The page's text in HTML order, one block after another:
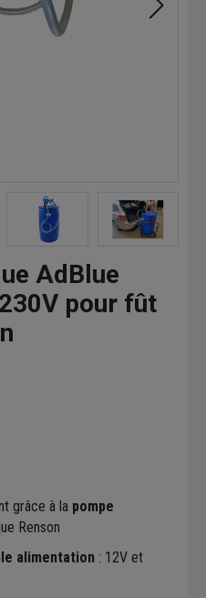
AdBlue
pour fût
grâce à la pompe
Renson
alimentation : 12V et